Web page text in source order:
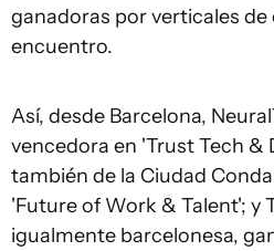
ganadoras por verticales
encuentro.
Así, desde Barcelona,
vencedora en 'Trust Tech &
también de la Ciudad
'Future of Work & Talent'; y
igualmente barcelonesa,